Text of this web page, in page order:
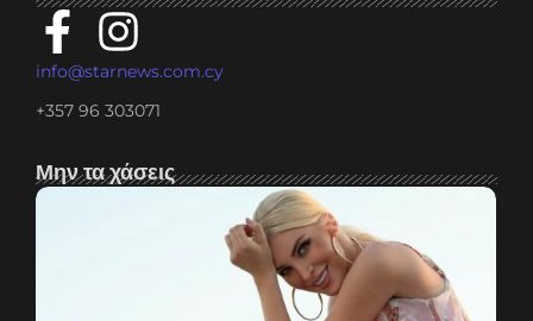
info@starnews.com.cy
+357 96 303071
Μην τα χάσεις